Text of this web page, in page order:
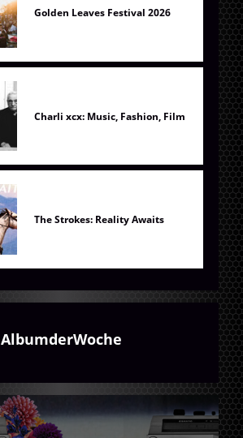
Golden Leaves Festival 2026
Charli xcx: Music, Fashion, Film
The Strokes: Reality Awaits
AlbumderWoche